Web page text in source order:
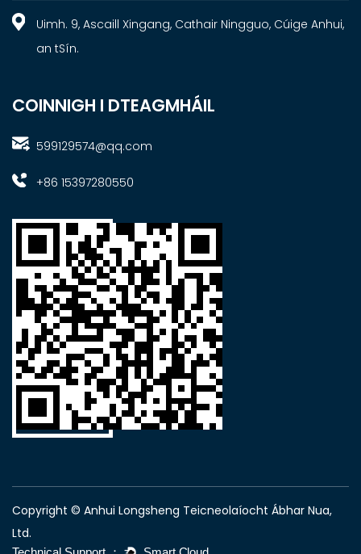
Uimh. 9, Ascaill Xingang, Cathair Ningguo, Cúige Anhui,
an tSín.
COINNIGH I DTEAGMHÁIL
599129574@qq.com
+86 15397280550
Copyright © Anhui Longsheng Teicneolaíocht Ábhar Nua,
Ltd.